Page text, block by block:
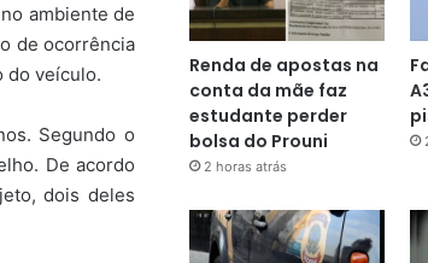
ambiente de
de ocorrência
do veículo.
Segundo o
De acordo
dois deles
Renda de apostas na
conta da mãe faz
estudante perder
bolsa do Prouni
2 horas atrás